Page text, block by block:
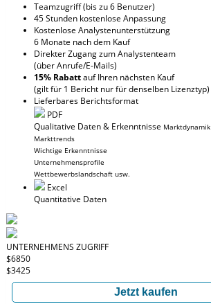
Teamzugriff (bis zu 6 Benutzer)
45 Stunden kostenlose Anpassung
Kostenlose Analystenunterstützung
6 Monate nach dem Kauf
Direkter Zugang zum Analystenteam
(über Anrufe/E-Mails)
15% Rabattauf Ihren nächsten Kauf
(gilt für 1 Bericht nur für denselben Lizenztyp)
Lieferbares Berichtsformat
PDF
Qualitative Daten & Erkenntnisse Marktdynamik
Markttrends
Wichtige Erkenntnisse
Unternehmensprofile
Wettbewerbslandschaft usw.
Excel
Quantitative Daten
UNTERNEHMENS ZUGRIFF
$6850
$3425
Jetzt kaufen